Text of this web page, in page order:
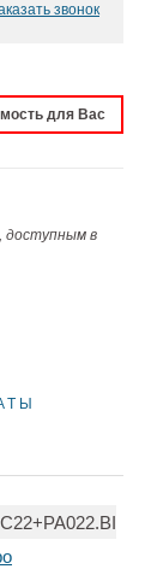
звонок
для Вас
в